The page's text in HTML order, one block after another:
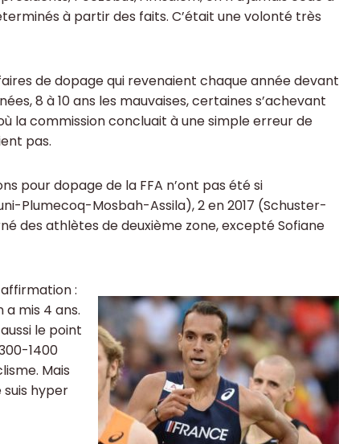
à partir des faits. C’était une volonté très
de dopage qui revenaient chaque année devant
8 à 10 ans les mauvaises, certaines s’achevant
la commission concluait à une simple erreur de
pas.
pour dopage de la FFA n’ont pas été si
Plumecoq-Mosbah-Assila), 2 en 2017 (Schuster-
des athlètes de deuxième zone, excepté Sofiane
:
a mis 4 ans.
le point
1400
Mais
suis hyper